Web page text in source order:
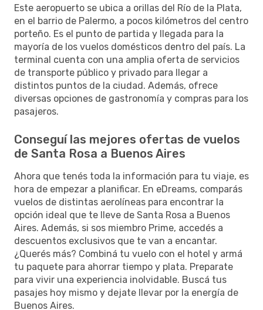
Este aeropuerto se ubica a orillas del Río de la Plata,
en el barrio de Palermo, a pocos kilómetros del centro
porteño. Es el punto de partida y llegada para la
mayoría de los vuelos domésticos dentro del país. La
terminal cuenta con una amplia oferta de servicios
de transporte público y privado para llegar a
distintos puntos de la ciudad. Además, ofrece
diversas opciones de gastronomía y compras para los
pasajeros.
Conseguí las mejores ofertas de vuelos
de Santa Rosa a Buenos Aires
Ahora que tenés toda la información para tu viaje, es
hora de empezar a planificar. En eDreams, comparás
vuelos de distintas aerolíneas para encontrar la
opción ideal que te lleve de Santa Rosa a Buenos
Aires. Además, si sos miembro Prime, accedés a
descuentos exclusivos que te van a encantar.
¿Querés más? Combiná tu vuelo con el hotel y armá
tu paquete para ahorrar tiempo y plata. Preparate
para vivir una experiencia inolvidable. Buscá tus
pasajes hoy mismo y dejate llevar por la energía de
Buenos Aires.